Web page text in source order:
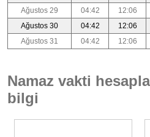
Ağustos 29
04:42 12:06
Ağustos 30
04:42 12:06
Ağustos 31
04:42 12:06
Namaz vakti
bilgi